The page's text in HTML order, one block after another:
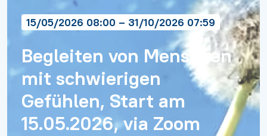
15/05/2026 08:00 – 31/10/2026 07:59
Begleiten von Menschen
mit schwierigen
Gefühlen, Start am
15.05.2026, via Zoom